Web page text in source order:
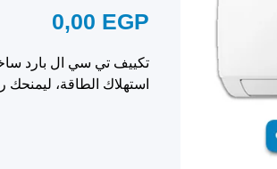
0,00 EGP
استهلاك الطاقة،